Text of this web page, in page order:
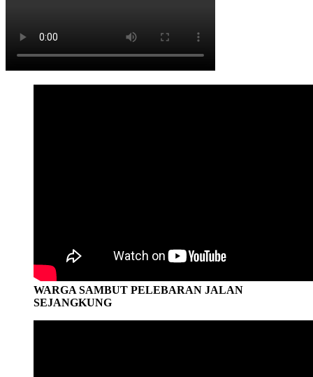
WARGA SAMBUT PELEBARAN JALAN
SEJANGKUNG